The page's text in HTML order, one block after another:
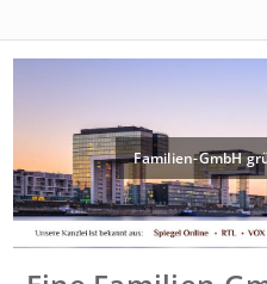
Familien-GmbH